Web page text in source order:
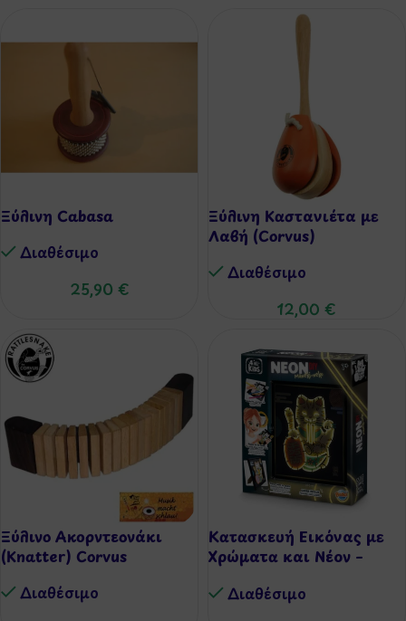
Ξύλινη Cabasa
Διαθέσιμo
25,90 €
Ξύλινη Καστανιέτα με
Λαβή (Corvus)
Διαθέσιμo
12,00 €
Ξύλινο Ακορντεονάκι
(Knatter) Corvus
Διαθέσιμo
Κατασκευή Εικόνας με
Χρώματα και Νέον –
Διαθέσιμo